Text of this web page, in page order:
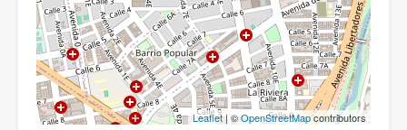
Leaflet| ©OpenStreetMapcontributors